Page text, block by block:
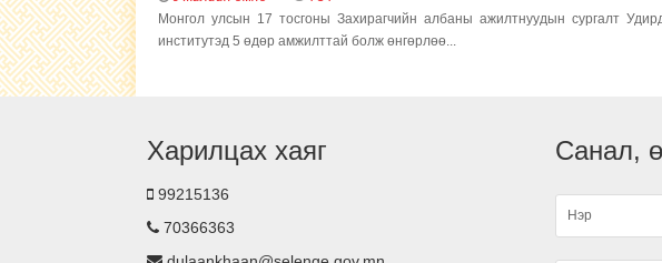
Монгол улсын 17 тосгоны Захирагчийн албаны ажилтнуудын сургалт
институтэд 5 өдөр амжилттай болж өнгөрлөө...
Харилцах хаяг
99215136
70366363
Санал,